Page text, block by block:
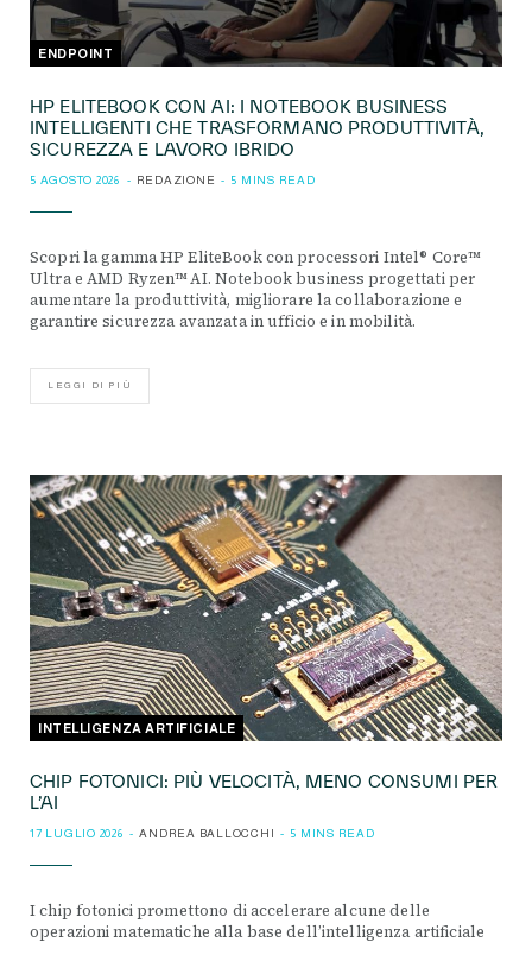
ENDPOINT
HP ELITEBOOK CON AI: I NOTEBOOK BUSINESS
INTELLIGENTI CHE TRASFORMANO PRODUTTIVITÀ,
SICUREZZA E LAVORO IBRIDO
5 AGOSTO 2026 REDAZIONE 5 MINS READ
Scopri la gamma HP EliteBook con processori Intel® Core™
Ultra e AMD Ryzen™ AI. Notebook business progettati per
aumentare la produttività, migliorare la collaborazione e
garantire sicurezza avanzata in ufficio e in mobilità.
LEGGI DI PIÙ
INTELLIGENZA ARTIFICIALE
CHIP FOTONICI: PIÙ VELOCITÀ, MENO CONSUMI PER
L’AI
17 LUGLIO 2026 ANDREA BALLOCCHI 5 MINS READ
I chip fotonici promettono di accelerare alcune delle
operazioni matematiche alla base dell’intelligenza artificiale